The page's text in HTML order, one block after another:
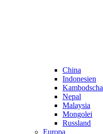
China
Indonesien
Kambodscha
Nepal
Malaysia
Mongolei
Russland
Europa